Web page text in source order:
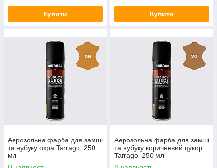
Купити Купити
Аерозольна фарба для замші
та нубуку охра Tarrago, 250
мл
Аерозольна фарба для замші
та нубуку коричневий цукор
Tarrago, 250 мл